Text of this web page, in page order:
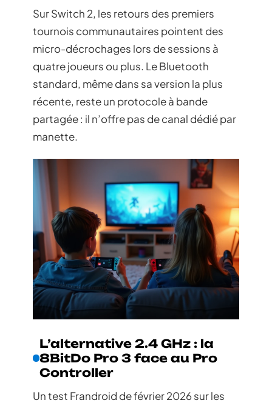
Sur Switch 2, les retours des premiers
tournois communautaires pointent des
micro-décrochages lors de sessions à
quatre joueurs ou plus. Le Bluetooth
standard, même dans sa version la plus
récente, reste un protocole à bande
partagée : il n’offre pas de canal dédié par
manette.
L’alternative 2.4 GHz : la
8BitDo Pro 3 face au Pro
Controller
Un test Frandroid de février 2026 sur les